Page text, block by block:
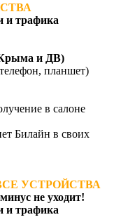
и трафика
Крыма и ДВ)
планшет)
в салоне
Билайн в своих
УСТРОЙСТВА
не уходит!
и трафика